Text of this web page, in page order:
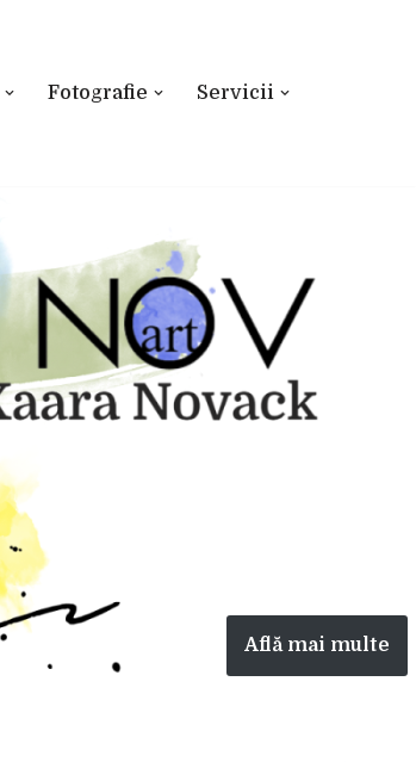
Fotografie Servicii
Află mai multe